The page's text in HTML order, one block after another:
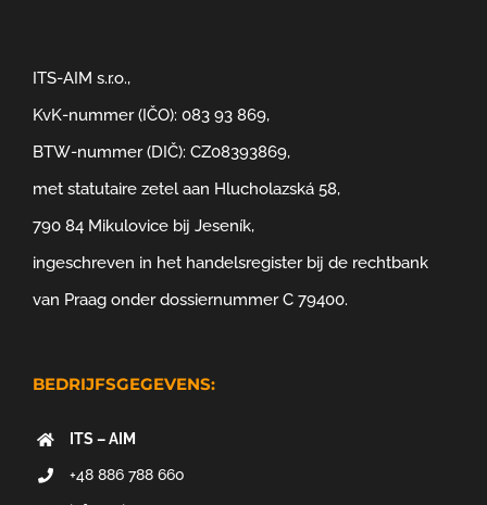
ITS-AIM s.r.o.,
KvK-nummer (IČO): 083 93 869,
BTW-nummer (DIČ): CZ08393869,
met statutaire zetel aan Hlucholazská 58,
790 84 Mikulovice bij Jeseník,
ingeschreven in het handelsregister bij de rechtbank
van Praag onder dossiernummer C 79400.
BEDRIJFSGEGEVENS:
ITS – AIM
+48 886 788 660